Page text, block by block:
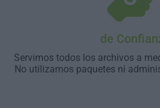
de
Servimos todos los archivos a
No utilizamos paquetes ni